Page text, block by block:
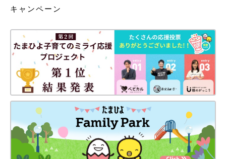
キャンペーン